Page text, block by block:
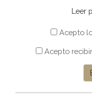
Leer
Acepto
Acepto